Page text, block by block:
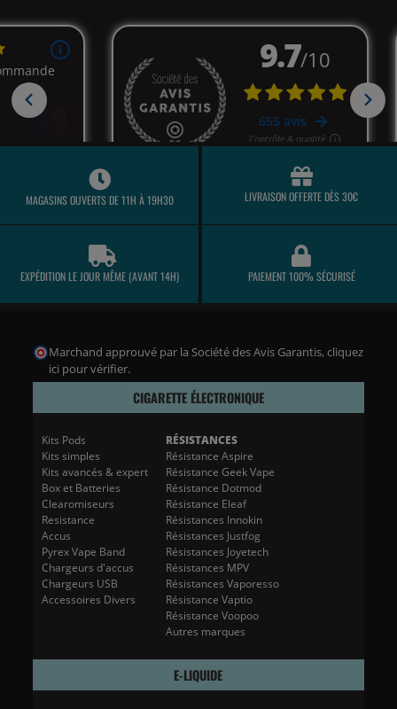
MAGASINS OUVERTS DE 11H À 19H30 LIVRAISON OFFERTE DÈS 30€
EXPÉDITION LE JOUR MÊME (AVANT 14H) PAIEMENT 100% SÉCURISÉ
Marchand approuvé par la Société des Avis Garantis, cliquez
ici pour vérifier.
CIGARETTE ÉLECTRONIQUE
Kits Pods
Kits simples
Kits avancés & expert
Box et Batteries
Clearomiseurs
Resistance
Accus
Pyrex Vape Band
Chargeurs d'accus
Chargeurs USB
Accessoires Divers
RÉSISTANCES
Résistance Aspire
Résistance Geek Vape
Résistance Dotmod
Résistance Eleaf
Résistances Innokin
Résistances Justfog
Résistances Joyetech
Résistances MPV
Résistances Vaporesso
Résistance Vaptio
Résistance Voopoo
Autres marques
E-LIQUIDE